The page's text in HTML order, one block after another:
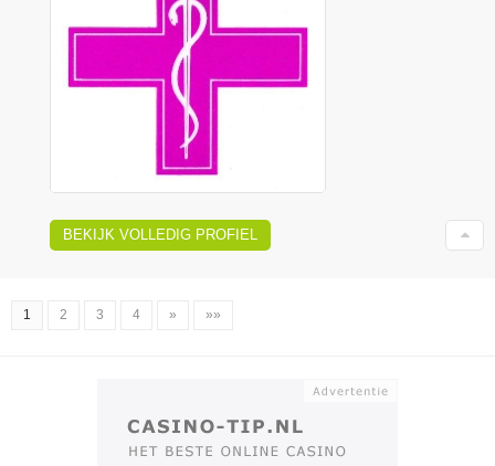
BEKIJK VOLLEDIG PROFIEL
1 2 3 4 » »»